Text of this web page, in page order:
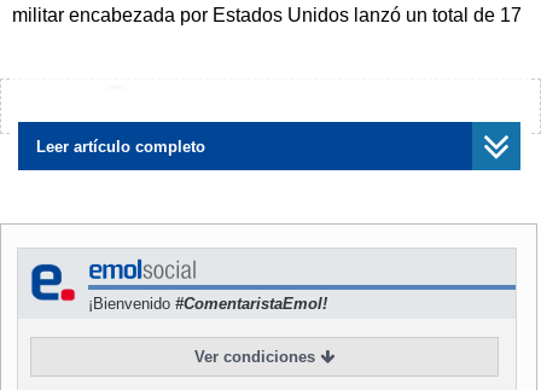
militar encabezada por Estados Unidos lanzó un total de 17
edificios de la urbe utilizados por los miembros del EI, que
resultaron gravemente dañados.
de ellos de gravedad, en la ofensiva aérea, según el
Observatorio.
La coalición internacional comenzó el 23 de septiembre de
2014 a bombardear las posiciones en Siria del EI, que
proclamó hace un año un califato en este país e Irak, donde
Leer artículo completo
¡Bienvenido #ComentaristaEmol!
Ver condiciones